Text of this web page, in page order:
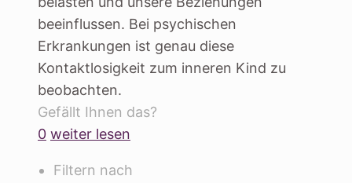
beeinflussen. Bei psychischen
Erkrankungen ist genau diese
Kontaktlosigkeit zum inneren Kind zu
beobachten.
Gefällt Ihnen das?
0 weiter lesen
Filtern nach